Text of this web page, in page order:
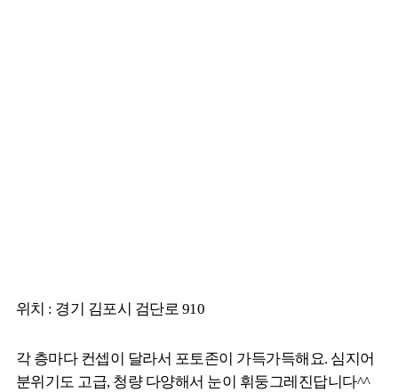
위치 : 경기 김포시 검단로 910
각 층마다 컨셉이 달라서 포토존이 가득가득해요. 심지어
분위기도 고급, 청량 다양해서 눈이 휘둥그레진답니다^^